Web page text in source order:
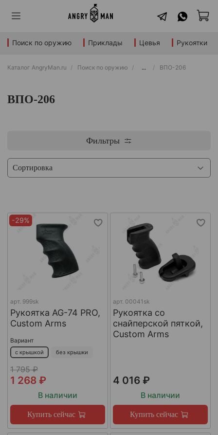
Поиск по оружию Приклады Цевья Рукоятки
Каталог AngryMan.ru Поиск по оружию ... ВПО-206
ВПО-206
Фильтры
-29%
арт. 999sk
Рукоятка AG-74 PRO,
Custom Arms
Вариант
с крышкой без крышки
1 795 ₽
1 268 ₽
В наличии
Купить сейчас
арт. 00041sk
Рукоятка со
снайперской пяткой,
Custom Arms
4 016 ₽
В наличии
Купить сейчас